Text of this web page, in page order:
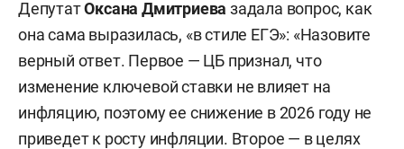
ДепутатОксана Дмитриева задала вопрос, как
она сама выразилась, «в стиле ЕГЭ»: «Назовите
верный ответ. Первое — ЦБ признал, что
изменение ключевой ставки не влияет на
инфляцию, поэтому ее снижение в 2026 году не
приведет к росту инфляции. Второе — в целях